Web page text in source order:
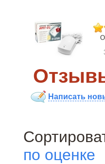
Написать
по оценке